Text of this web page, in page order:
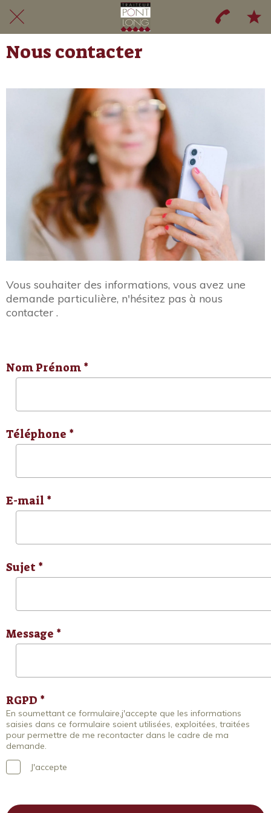
Nous contacter
Vous souhaiter des informations, vous avez une
demande particulière, n'hésitez pas à nous
contacter .
Nom Prénom *
Téléphone *
E-mail *
Sujet *
Message *
RGPD *
En soumettant ce formulaire,j'accepte que les informations
saisies dans ce formulaire soient utilisées, exploitées, traitées
pour permettre de me recontacter dans le cadre de ma
demande.
J'accepte